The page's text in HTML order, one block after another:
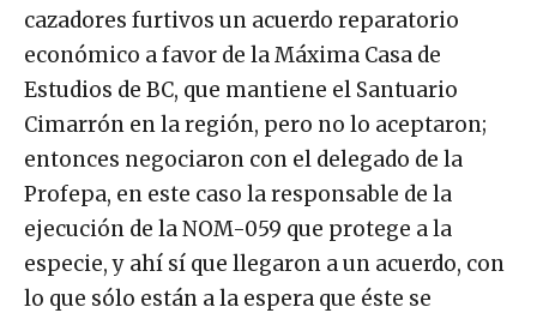
cazadores furtivos un acuerdo reparatorio
económico a favor de la Máxima Casa de
Estudios de BC, que mantiene el Santuario
Cimarrón en la región, pero no lo aceptaron;
entonces negociaron con el delegado de la
Profepa, en este caso la responsable de la
ejecución de la NOM-059 que protege a la
especie, y ahí sí que llegaron a un acuerdo, con
lo que sólo están a la espera que éste se